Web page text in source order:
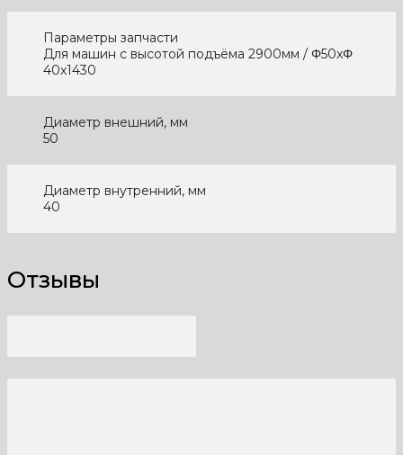
Параметры запчасти
Для машин с высотой подъёма 2900мм / Φ50xΦ
40x1430
Диаметр внешний, мм
50
Диаметр внутренний, мм
40
Отзывы